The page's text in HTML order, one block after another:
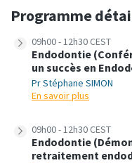
Programme
09h00 - 12h30 CEST
Endodontie
un succès en
Pr Stéphane SIMON
En savoir plus
09h00 - 12h30 CEST
Endodontie
retraitement